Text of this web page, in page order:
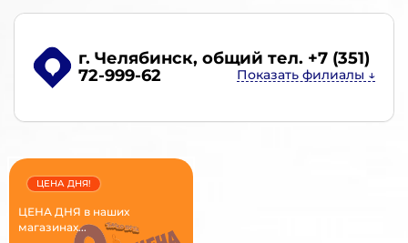
г. Челябинск, общий тел. +7 (351)
72-999-62
ЦЕНА ДНЯ в наших
магазинах...
ЦЕНА ДНЯ!